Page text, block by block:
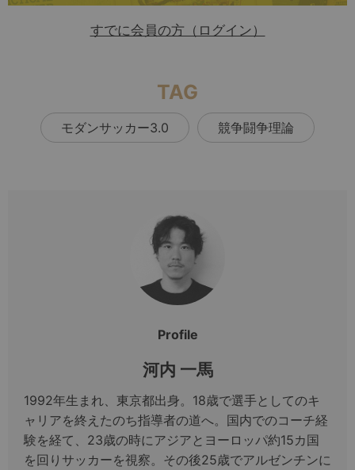
すでに会員の方（ログイン）
TAG
モダンサッカー3.0 競争闘争理論
Profile
河内 一馬
1992年生まれ、東京都出身。18歳で選手としてのキ
ャリアを終えたのち指導者の道へ。国内でのコーチ経
験を経て、23歳の時にアジアとヨーロッパ約15カ国
を回りサッカーを視察。その後25歳でアルゼンチンに